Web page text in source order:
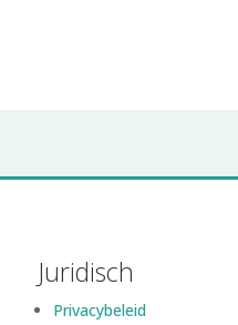
Juridisch
Privacybeleid